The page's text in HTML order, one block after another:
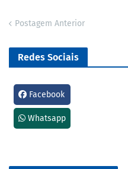
Postagem Anterior
Redes Sociais
Facebook
Whatsapp